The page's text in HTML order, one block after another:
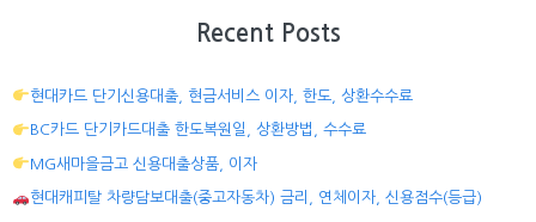
Recent Posts
현대카드 단기신용대출, 현금서비스 이자, 한도, 상환수수료
BC카드 단기카드대출 한도복원일, 상환방법, 수수료
MG새마을금고 신용대출상품, 이자
현대캐피탈 차량담보대출(중고자동차) 금리, 연체이자, 신용점수(등급)